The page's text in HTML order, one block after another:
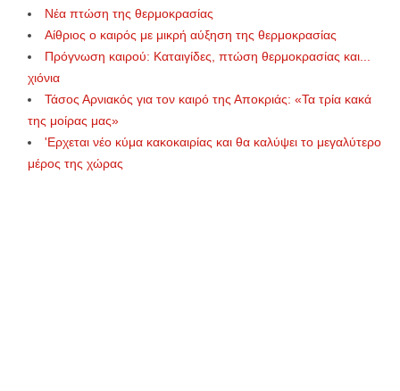
Νέα πτώση της θερμοκρασίας
Αίθριος ο καιρός με μικρή αύξηση της θερμοκρασίας
Πρόγνωση καιρού: Καταιγίδες, πτώση θερμοκρασίας και...
χιόνια
Τάσος Αρνιακός για τον καιρό της Αποκριάς: «Τα τρία κακά
της μοίρας μας»
'Ερχεται νέο κύμα κακοκαιρίας και θα καλύψει το μεγαλύτερο
μέρος της χώρας